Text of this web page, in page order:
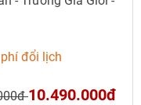
đổi lịch
10.490.000đ